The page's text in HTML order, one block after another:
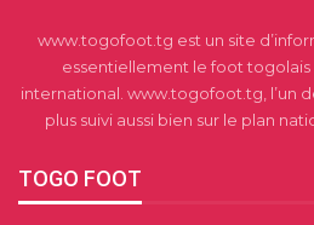
www.togofoot.tg est un site
essentiellement le foot togolais
international. www.togofoot.tg, l’un
plus suivi aussi bien sur le plan
TOGO FOOT